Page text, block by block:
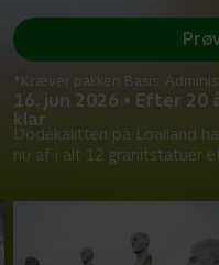
16. jun 2026 • Efter
klar
Dodekalitten på Loalland
nu af i alt 12 granitstatuer
*Kræver pakken Basis.